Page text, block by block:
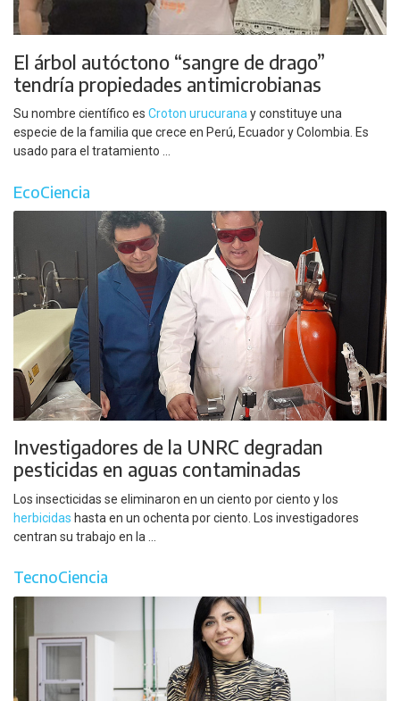
El árbol autóctono “sangre de drago”
tendría propiedades antimicrobianas
Su nombre científico es Croton urucurana y constituye una
especie de la familia que crece en Perú, Ecuador y Colombia. Es
usado para el tratamiento ...
EcoCiencia
Investigadores de la UNRC degradan
pesticidas en aguas contaminadas
Los insecticidas se eliminaron en un ciento por ciento y los
herbicidas hasta en un ochenta por ciento. Los investigadores
centran su trabajo en la ...
TecnoCiencia